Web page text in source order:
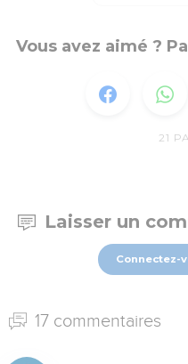
Vous avez aimé ?
21
Laisser un
Connectez-
17 commentaires